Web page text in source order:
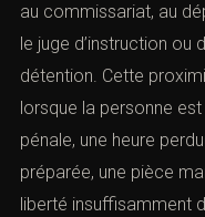
au commissariat, au
le juge d’instruction ou
détention. Cette
lorsque la personne
pénale, une heure
préparée, une pièce
liberté insuffisamment